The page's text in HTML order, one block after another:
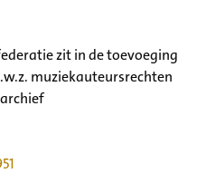
zit in de toevoeging
muziekauteursrechten